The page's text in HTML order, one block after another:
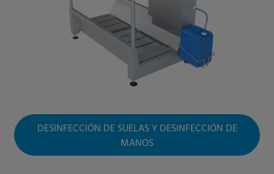
DESINFECCIÓN DE SUELAS Y DESINFECCIÓN DE
MANOS